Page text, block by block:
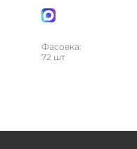
Фасовка:
72 шт